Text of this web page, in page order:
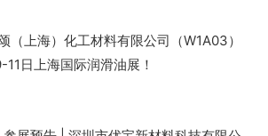
（上海）化工材料有限公司（W1A03）
日上海国际润滑油展！